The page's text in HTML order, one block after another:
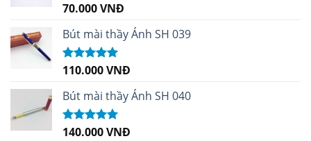
Được xếp
sao
70.000VNĐ
Bút mài thầy Ánh SH 039
Được xếp
sao
110.000VNĐ
Bút mài thầy Ánh SH 040
Được xếp
140.000VNĐ